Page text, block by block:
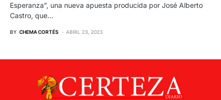
Esperanza”, una nueva apuesta producida por José Alberto
Castro, que…
BY CHEMA CORTÉS ABRIL 23, 2023